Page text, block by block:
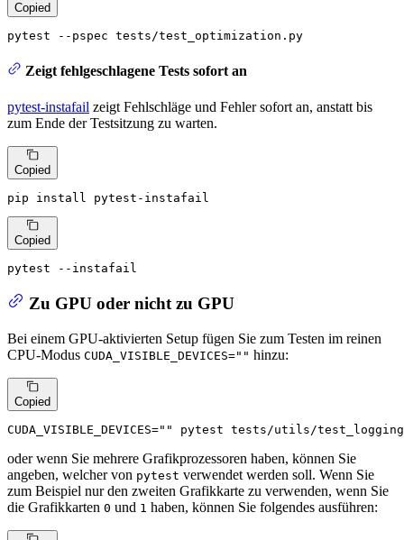
Copied
pytest --pspec tests/test_optimization.py
Zeigt fehlgeschlagene Tests sofort an
pytest-instafail zeigt Fehlschläge und Fehler sofort an, anstatt bis
zum Ende der Testsitzung zu warten.
Copied
pip install pytest-instafail
Copied
pytest --instafail
Zu GPU oder nicht zu GPU
Bei einem GPU-aktivierten Setup fügen Sie zum Testen im reinen
CPU-Modus CUDA_VISIBLE_DEVICES="" hinzu:
Copied
CUDA_VISIBLE_DEVICES="" pytest tests/utils/
oder wenn Sie mehrere Grafikprozessoren haben, können Sie
angeben, welcher von pytest verwendet werden soll. Wenn Sie
zum Beispiel nur den zweiten Grafikkarte zu verwenden, wenn Sie
die Grafikkarten 0 und 1 haben, können Sie folgendes ausführen: